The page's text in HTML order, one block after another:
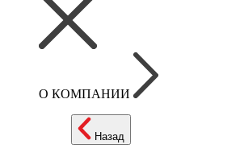
О КОМПАНИИ
Назад